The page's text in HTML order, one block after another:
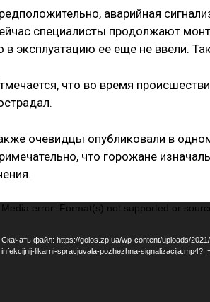
аварийная
специалисты продолжают
в эксплуатацию ее еще не ввели.
что во время
очевидцы опубликовали в
что горожане
Media error: Format(s) not supported or
Скачать файл: https://golos.zp.ua/wp-content/uploads/
infekcijnij-likarni-spracjuvala-pozhezhna-